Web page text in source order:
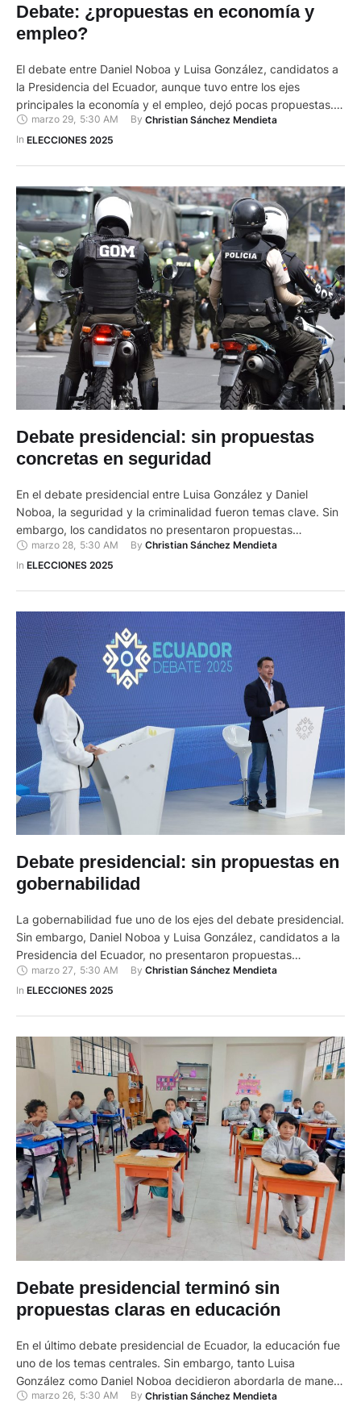
Debate: ¿propuestas en economía y
empleo?
El debate entre Daniel Noboa y Luisa González, candidatos a
la Presidencia del Ecuador, aunque tuvo entre los ejes
principales la economía y el empleo, dejó pocas propuestas.
Noboa aseguró que fortalecerá la dolarización por medio de
una política para promover exportaciones. Ofreció que en
marzo 29, 5:30 AM By Christian Sánchez Mendieta
In ELECCIONES 2025
Debate presidencial: sin propuestas
concretas en seguridad
En el debate presidencial entre Luisa González y Daniel
Noboa, la seguridad y la criminalidad fueron temas clave. Sin
embargo, los candidatos no presentaron propuestas
concretas en este ámbito. González destacó la necesidad de
fortalecer la Policía Nacional y mejorar la inteligencia para
marzo 28 5:30 AM By Christian Sánchez Mendieta
In ELECCIONES 2025
Debate presidencial: sin propuestas en
gobernabilidad
La gobernabilidad fue uno de los ejes del debate presidencial.
Sin embargo, Daniel Noboa y Luisa González, candidatos a la
Presidencia del Ecuador, no presentaron propuestas
concretas sobre este tema. González cuestionó la legitimidad
de Noboa al señalar que no había solicitado licencia para
marzo 27 5:30 AM By Christian Sánchez Mendieta
In ELECCIONES 2025
Debate presidencial terminó sin
propuestas claras en educación
En el último debate presidencial de Ecuador, la educación fue
uno de los temas centrales. Sin embargo, tanto Luisa
González como Daniel Noboa decidieron abordarla de manera
general, sin presentar propuestas concretas. Terminó sin
marzo 26, 5:30 AM By Christian Sánchez Mendieta